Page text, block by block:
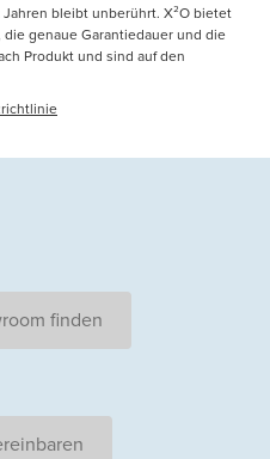
bleibt unberührt. X²O bietet
genaue Garantiedauer und die
Produkt und sind auf den
finden